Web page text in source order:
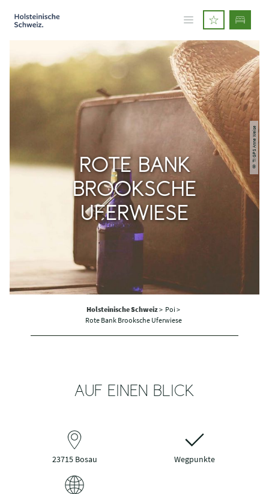
© TI GPS Anne Weise
ROTE BANK
BROOKSCHE
UFERWIESE
Holsteinische Schweiz> Poi >
Rote Bank Brooksche Uferwiese
AUF EINEN BLICK
23715 Bosau Wegpunkte